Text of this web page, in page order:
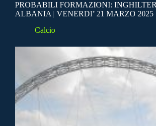
PROBABILI FORMAZIONI:
ALBANIA | VENERDI’ 21 MARZO 2025
Calcio